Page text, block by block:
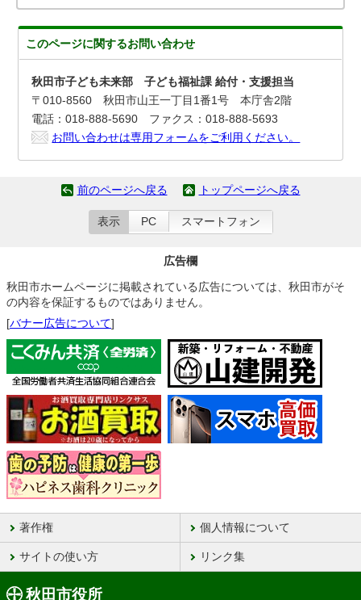
このページに関するお問い合わせ
秋田市子ども未来部 子ども福祉課 給付・支援担当
〒010-8560 秋田市山王一丁目1番1号 本庁舎2階
電話：018-888-5690 ファクス：018-888-5693
お問い合わせは専用フォームをご利用ください。
前のページへ戻る トップページへ戻る
表示 PC スマートフォン
広告欄
秋田市ホームページに掲載されている広告については、秋田市がそ
の内容を保証するものではありません。
[バナー広告について]
著作権 個人情報について
サイトの使い方 リンク集
秋田市役所